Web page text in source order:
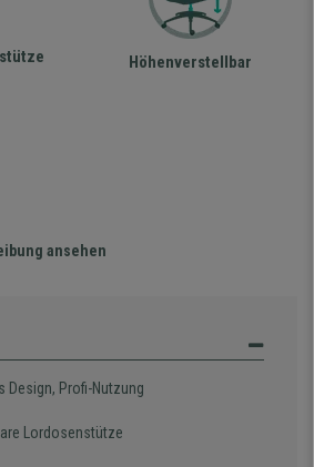
Höhenverstellbar
ansehen
Design, Profi-Nutzung
Lordosenstütze